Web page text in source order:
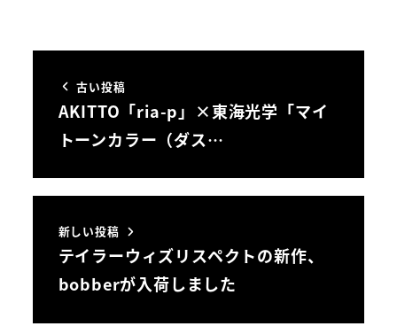
古い投稿
AKITTO「ria-p」×東海光学「マイ
トーンカラー（ダス…
新しい投稿
テイラーウィズリスペクトの新作、
bobberが入荷しました